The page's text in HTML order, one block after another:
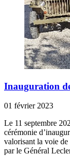
Inauguration
01 février 2023
Le 11 septembre
cérémonie
valorisant la voie
par le Général